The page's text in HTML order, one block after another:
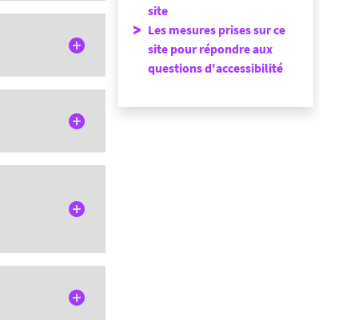
de Nantes
nantes.fr
portail,
de
de la protection
site
Les mesures prises sur ce
site pour répondre aux
questions d'accessibilité